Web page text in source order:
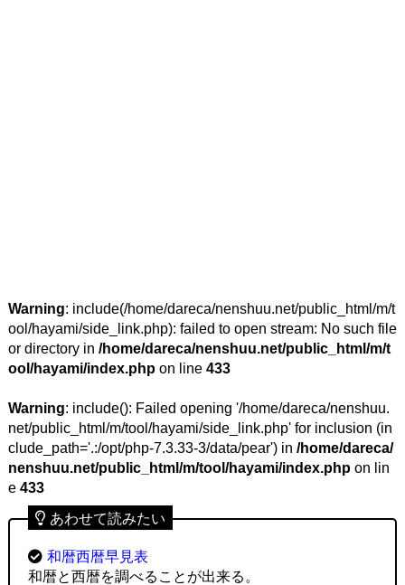
Warning: include(/home/dareca/nenshuu.net/public_html/m/t
ool/hayami/side_link.php): failed to open stream: No such file
or directory in /home/dareca/nenshuu.net/public_html/m/t
ool/hayami/index.phpon line 433
Warning: include(): Failed opening '/home/dareca/nenshuu.
net/public_html/m/tool/hayami/side_link.php' for inclusion (in
clude_path='.:/opt/php-7.3.33-3/data/pear') in /home/dareca/
nenshuu.net/public_html/m/tool/hayami/index.phpon lin
e 433
あわせて読みたい
和暦西暦早見表
和暦と西暦を調べることが出来る。